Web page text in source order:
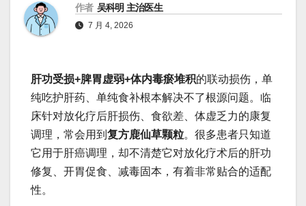
作者 吴科明 主治医生
7 月 4, 2026
肝功受损+脾胃虚弱+体内毒瘀堆积的联动损伤，单
纯吃护肝药、单纯食补根本解决不了根源问题。临
床针对放化疗后肝损伤、食欲差、体虚乏力的康复
调理，常会用到 复方鹿仙草颗粒。很多患者只知道
它用于肝癌调理，却不清楚它对放化疗术后的肝功
修复、开胃促食、减毒固本，有着非常贴合的适配
性。